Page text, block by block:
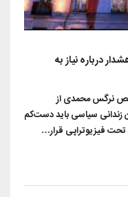
درباره نیاز به
از ترخیص نرگس محمدی از
زندانی سیاسی باید دست‌کم
تحت فیزیوتراپی قرار…